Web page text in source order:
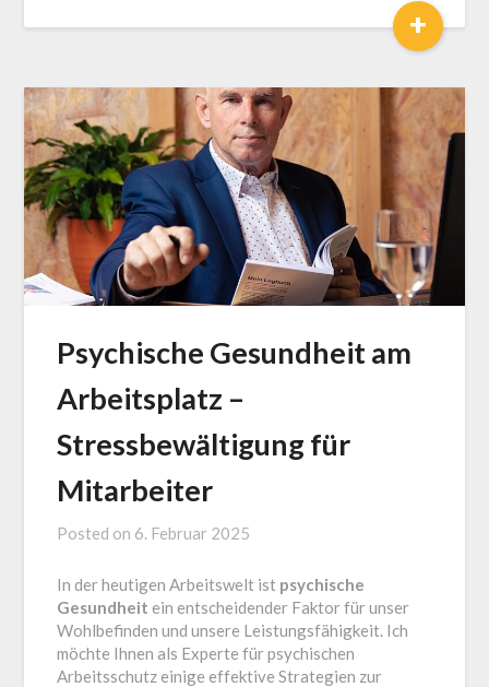
+
Psychische Gesundheit am
Arbeitsplatz –
Stressbewältigung für
Mitarbeiter
Posted on 6. Februar 2025
Loga
In der heutigen Arbeitswelt ist psychische
Gesundheit ein entscheidender Faktor für unser
Wohlbefinden und unsere Leistungsfähigkeit. Ich
möchte Ihnen als Experte für psychischen
Arbeitsschutz einige effektive Strategien zur